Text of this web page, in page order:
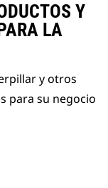
Y
LA
y otros
para su negocio